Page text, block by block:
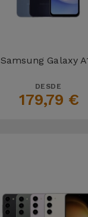
Samsung Galaxy
DESDE
179,79 €